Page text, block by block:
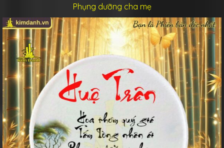
Phụng dưỡng cha mẹ